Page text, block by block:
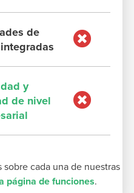
de
y
de nivel
sobre cada una de nuestras
página de funciones.